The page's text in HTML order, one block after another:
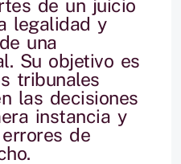
de un juicio
legalidad y
una
Su objetivo es
tribunales
las decisiones
instancia y
de